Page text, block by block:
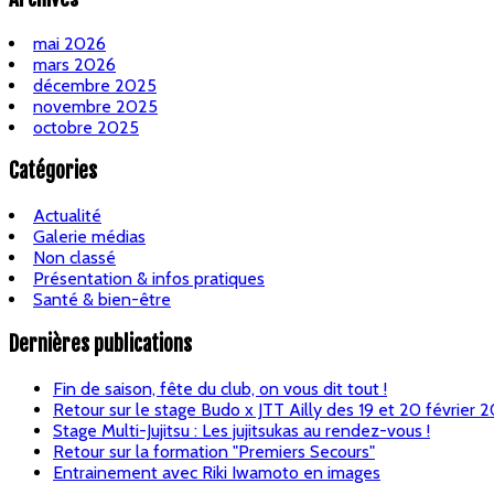
mai 2026
mars 2026
décembre 2025
novembre 2025
octobre 2025
Catégories
Actualité
Galerie médias
Non classé
Présentation & infos pratiques
Santé & bien-être
Dernières publications
Fin de saison, fête du club, on vous dit tout !
Retour sur le stage Budo x JTT Ailly des 19 et 20 février
Stage Multi-Jujitsu : Les jujitsukas au rendez-vous !
Retour sur la formation "Premiers Secours"
Entrainement avec Riki Iwamoto en images